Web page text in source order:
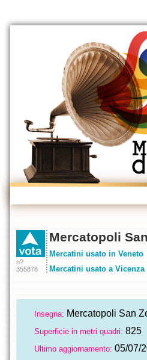
n?
355878
Mercatopoli
Mercatini usato in Veneto
Mercatini usato a Vicenza
Insegna: Mercatopoli San
Superficie in metri quadri: 825
Ultimo aggiornamento: 05/07/